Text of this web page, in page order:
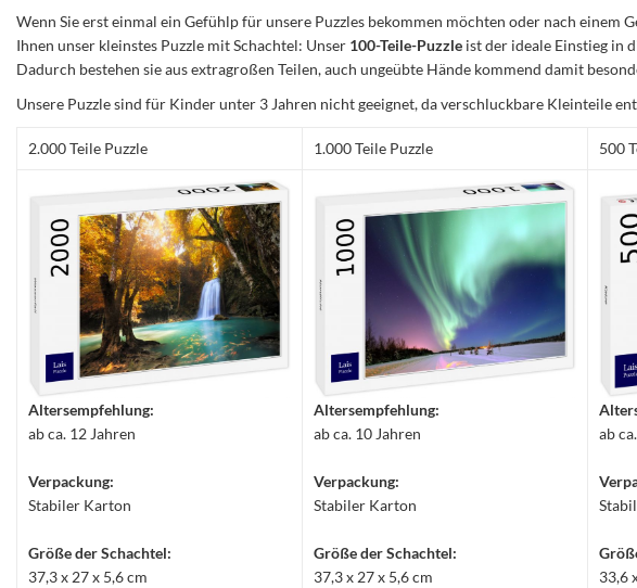
Wenn Sie erst einmal ein Gefühlp für unsere Puzzles bekommen möchten oder nach
Ihnen unser kleinstes Puzzle mit Schachtel: Unser 100-Teile-Puzzle ist der ideale Einstieg in
Dadurch bestehen sie aus extragroßen Teilen, auch ungeübte Hände kommend damit
Unsere Puzzle sind für Kinder unter 3 Jahren nicht geeignet, da verschluckbare Kleinteile
2.000 Teile Puzzle 1.000 Teile Puzzle 500
Altersempfehlung:
ab ca. 12 Jahren
Verpackung:
Stabiler Karton
Größe der Schachtel:
37,3 x 27 x 5,6 cm
Altersempfehlung:
ab ca. 10 Jahren
Verpackung:
Stabiler Karton
Größe der Schachtel:
37,3 x 27 x 5,6 cm
ab
33,6